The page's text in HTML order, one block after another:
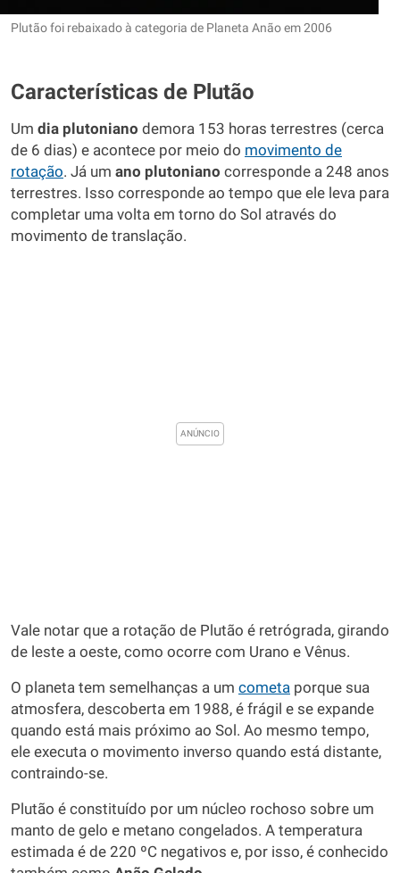
Plutão foi rebaixado à categoria de Planeta Anão em 2006
Características de Plutão
Um dia plutoniano demora 153 horas terrestres (cerca
de 6 dias) e acontece por meio do movimento de
rotação. Já um ano plutoniano corresponde a 248 anos
terrestres. Isso corresponde ao tempo que ele leva para
completar uma volta em torno do Sol através do
movimento de translação.
Vale notar que a rotação de Plutão é retrógrada, girando
de leste a oeste, como ocorre com Urano e Vênus.
O planeta tem semelhanças a um cometa porque sua
atmosfera, descoberta em 1988, é frágil e se expande
quando está mais próximo ao Sol. Ao mesmo tempo,
ele executa o movimento inverso quando está distante,
contraindo-se.
Plutão é constituído por um núcleo rochoso sobre um
manto de gelo e metano congelados. A temperatura
estimada é de 220 ºC negativos e, por isso, é conhecido